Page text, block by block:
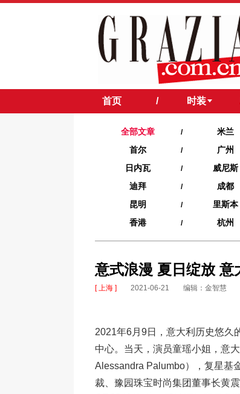
首页 / 时装
全部文章 / 米兰
首尔 / 广州
日内瓦 / 威尼斯
迪拜 / 成都
昆明 / 里斯本
香港 / 杭州
意式浪漫 夏日绽放
[ 上海 ] 2021-06-21 编辑：金智慧
2021年6月9日，意大利历史悠久
中心。当天，演员童瑶小姐，意
Alessandra Palumbo），复星基
裁、豫园珠宝时尚集团董事长黄